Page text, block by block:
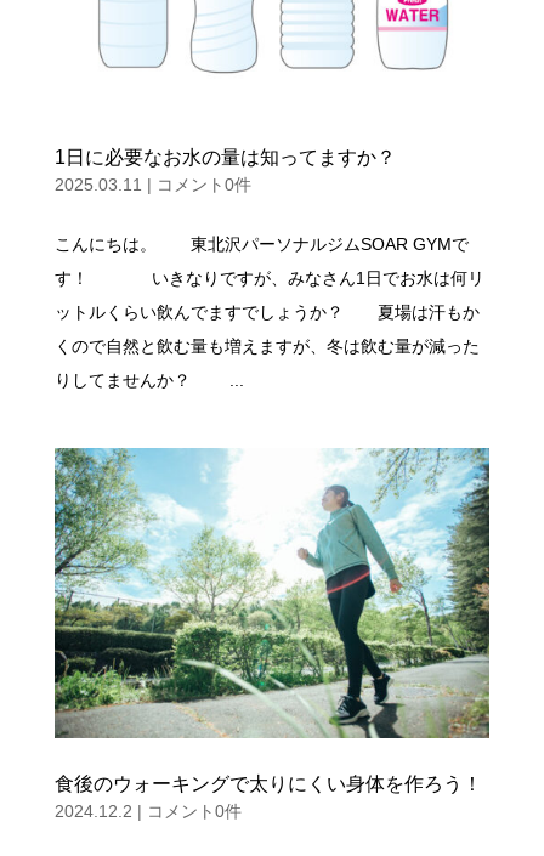
1日に必要なお水の量は知ってますか？
2025.03.11 | コメント0件
こんにちは。 東北沢パーソナルジムSOAR GYMで
す！ いきなりですが、みなさん1日でお水は何リ
ットルくらい飲んでますでしょうか？ 夏場は汗もか
くので自然と飲む量も増えますが、冬は飲む量が減った
りしてませんか？ ...
食後のウォーキングで太りにくい身体を作ろう！
2024.12.2 | コメント0件